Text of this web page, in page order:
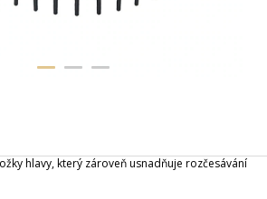
hlavy, který zároveň usnadňuje rozčesávání